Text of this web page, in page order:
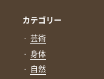
カテゴリー
芸術
身体
自然